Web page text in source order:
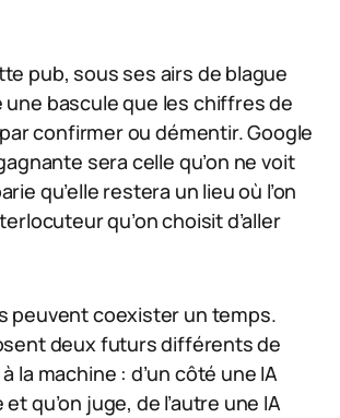
pub, sous ses airs de blague
bascule que les chiffres de
confirmer ou démentir. Google
sera celle qu’on ne voit
qu’elle restera un lieu où l’on
qu’on choisit d’aller
peuvent coexister un temps.
deux futurs différents de
la machine : d’un côté une IA
qu’on juge, de l’autre une IA